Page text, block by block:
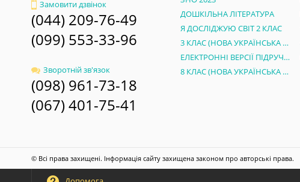
Замовити дзвінок
(044) 209-76-49
(099) 553-33-96
Зворотній зв'язок
(098) 961-73-18
(067) 401-75-41
ДОШКІЛЬНА ЛІТЕРАТУРА
Я ДОСЛІДЖУЮ СВІТ 2 КЛАС
3 КЛАС (НОВА УКРАЇНСЬКА ШКОЛА)
ЕЛЕКТРОННІ ВЕРСІЇ ПІДРУЧНИКІВ 5 КЛАС НУШ
8 КЛАС (НОВА УКРАЇНСЬКА ШКОЛА)
© Всі права захищені. Інформація сайту захищена законом про авторські права.